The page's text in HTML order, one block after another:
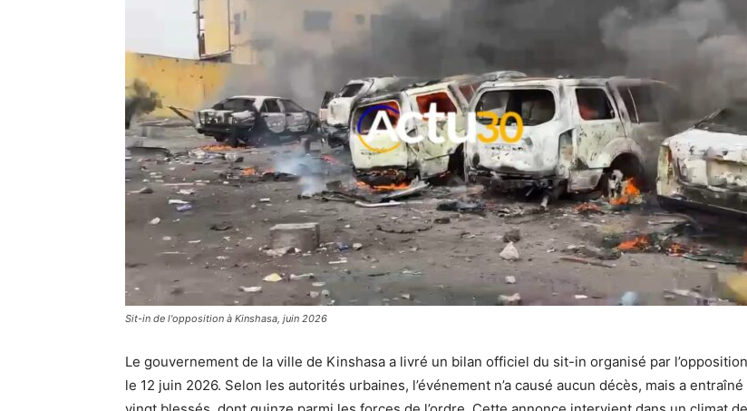
Sit-in de l'opposition à Kinshasa, juin 2026
Le gouvernement de la ville de Kinshasa a livré un bilan officiel du sit-in organisé par l’opposition
le 12 juin 2026. Selon les autorités urbaines, l’événement n’a causé aucun décès, mais a entraîné